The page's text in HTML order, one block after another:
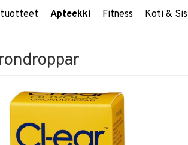
Apteekki Fitness Koti &